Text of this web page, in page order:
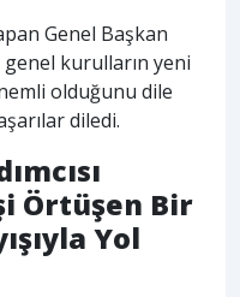
Genel Başkan
genel kurulların yeni
olduğunu dile
diledi.
Örtüşen Bir
Yol